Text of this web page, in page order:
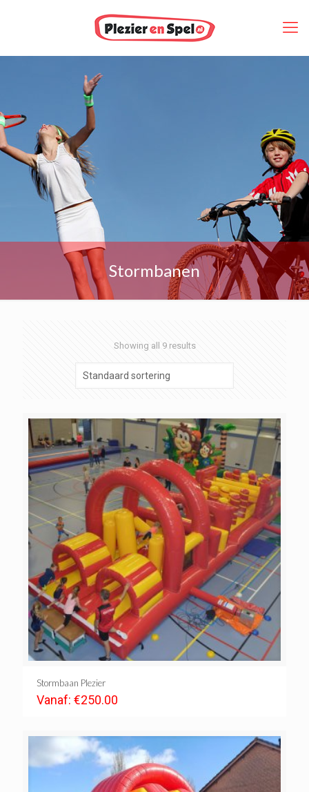
Stormbanen
Showing all 9 results
Stormbaan Plezier
Vanaf: €250.00